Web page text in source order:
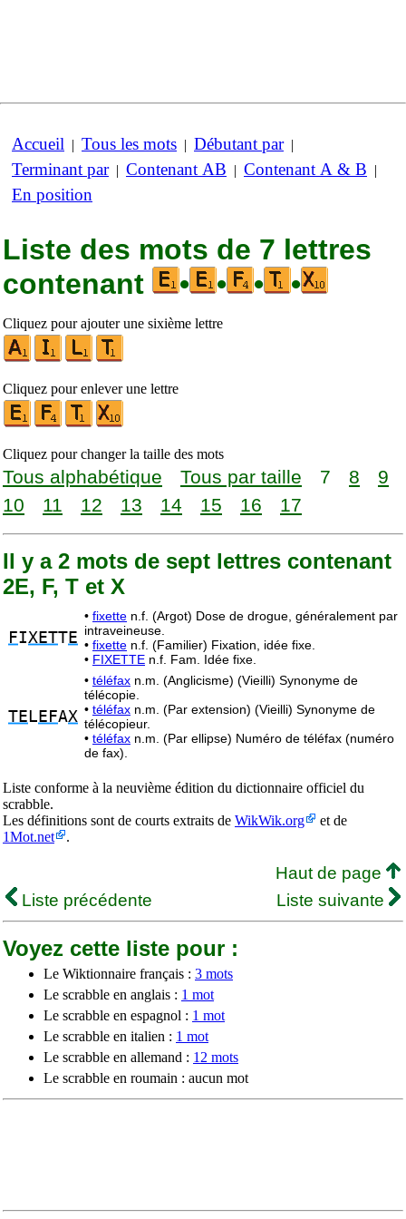
Accueil | Tous les mots | Débutant par|
Terminant par| Contenant AB | Contenant A & B |
En position
Liste des mots de 7 lettres
contenant
• • • •
Cliquez pour ajouter une sixième lettre
Cliquez pour enlever une lettre
Cliquez pour changer la taille des mots
Tous alphabétique Tous par taille 7 8
9
10
11 12 13 14 15 16 17
Il y a 2 mots de sept lettres contenant
2E, F, T et X
FIXETTE
• fixette n.f. (Argot) Dose de drogue, généralement par
intraveineuse.
• fixette n.f. (Familier) Fixation, idée fixe.
• FIXETTE n.f. Fam. Idée fixe.
TE L EFAX
• téléfax n.m. (Anglicisme) (Vieilli) Synonyme de
télécopie.
• téléfax n.m. (Par extension) (Vieilli) Synonyme de
télécopieur.
• téléfax n.m. (Par ellipse) Numéro de téléfax (numéro
de fax).
Liste conforme à la neuvième édition du dictionnaire officiel du
scrabble.
Les définitions sont de courts extraits de WikWik.org
et de
1Mot.net
.
Haut de page
Liste précédente
Liste suivante
Voyez cette liste pour :
Le Wiktionnaire français : 3 mots
Le scrabble en anglais : 1 mot
Le scrabble en espagnol : 1 mot
Le scrabble en italien : 1 mot
Le scrabble en allemand : 12 mots
Le scrabble en roumain : aucun mot